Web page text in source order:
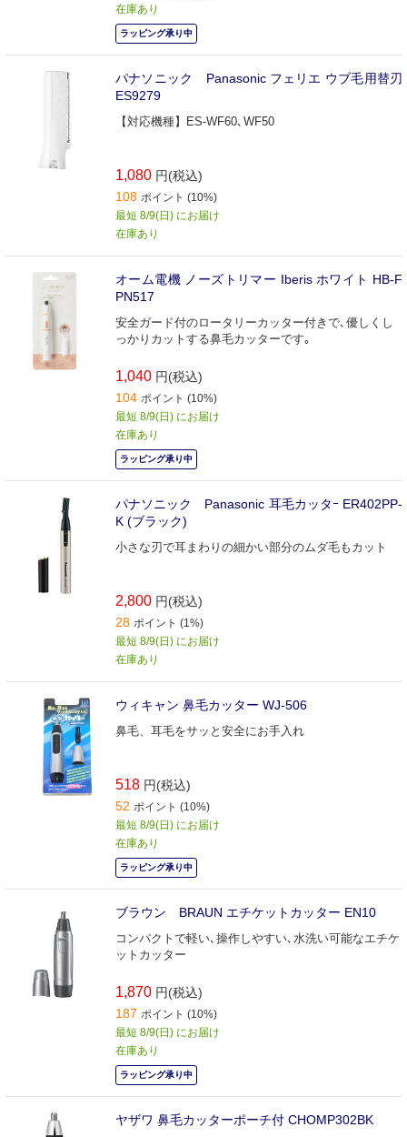
在庫あり
ラッピング承り中
パナソニック Panasonic フェリエ ウブ毛用替刃
ES9279
【対応機種】ES-WF60､WF50
1,080 円(税込)
108 ポイント (10%)
最短 8/9(日) にお届け
在庫あり
オーム電機 ノーズトリマー Iberis ホワイト HB-F
PN517
安全ガード付のロータリーカッター付きで､優しくし
っかりカットする鼻毛カッターです｡
1,040 円(税込)
104 ポイント (10%)
最短 8/9(日) にお届け
在庫あり
ラッピング承り中
パナソニック Panasonic 耳毛カッタｰ ER402PP-
K (ブラック)
小さな刃で耳まわりの細かい部分のムダ毛もカット
2,800 円(税込)
28 ポイント (1%)
最短 8/9(日) にお届け
在庫あり
ウィキャン 鼻毛カッター WJ-506
鼻毛、耳毛をサッと安全にお手入れ
518 円(税込)
52 ポイント (10%)
最短 8/9(日) にお届け
在庫あり
ラッピング承り中
ブラウン BRAUN エチケットカッター EN10
コンパクトで軽い､操作しやすい､水洗い可能なエチケ
ットカッター
1,870 円(税込)
187 ポイント (10%)
最短 8/9(日) にお届け
在庫あり
ラッピング承り中
ヤザワ 鼻毛カッターポーチ付 CHOMP302BK